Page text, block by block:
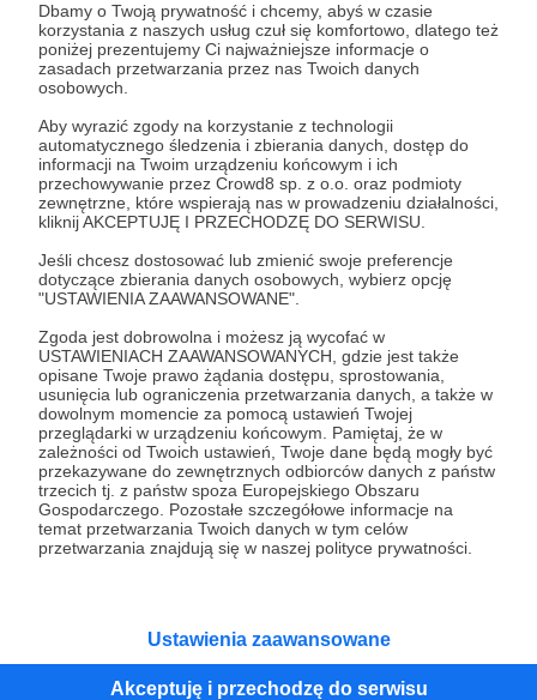
Dbamy o Twoją prywatność i chcemy, abyś w czasie
korzystania z naszych usług czuł się komfortowo, dlatego też
poniżej prezentujemy Ci najważniejsze informacje o
zasadach przetwarzania przez nas Twoich danych
osobowych.
Aby wyrazić zgody na korzystanie z technologii
automatycznego śledzenia i zbierania danych, dostęp do
informacji na Twoim urządzeniu końcowym i ich
przechowywanie przez Crowd8 sp. z o.o. oraz podmioty
zewnętrzne, które wspierają nas w prowadzeniu działalności,
kliknij AKCEPTUJĘ I PRZECHODZĘ DO SERWISU.
Jeśli chcesz dostosować lub zmienić swoje preferencje
dotyczące zbierania danych osobowych, wybierz opcję
"USTAWIENIA ZAAWANSOWANE".
Zgoda jest dobrowolna i możesz ją wycofać w
USTAWIENIACH ZAAWANSOWANYCH, gdzie jest także
opisane Twoje prawo żądania dostępu, sprostowania,
usunięcia lub ograniczenia przetwarzania danych, a także w
dowolnym momencie za pomocą ustawień Twojej
przeglądarki w urządzeniu końcowym. Pamiętaj, że w
zależności od Twoich ustawień, Twoje dane będą mogły być
przekazywane do zewnętrznych odbiorców danych z państw
trzecich tj. z państw spoza Europejskiego Obszaru
Gospodarczego. Pozostałe szczegółowe informacje na
temat przetwarzania Twoich danych w tym celów
przetwarzania znajdują się w naszej polityce prywatności.
Ustawienia zaawansowane
Akceptuję i przechodzę do serwisu
Patroni: 1
25 zł miesięcznie
Podziękowania w formie video
Patroni: 1
50 zł miesięcznie
Podziękowania w formie video
Patroni: 0
80 zł miesięcznie